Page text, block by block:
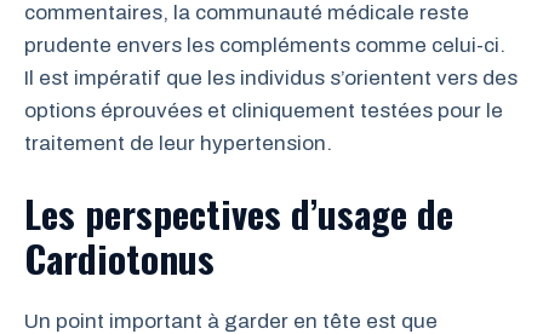
commentaires, la communauté médicale reste
prudente envers les compléments comme celui-ci.
Il est impératif que les individus s’orientent vers des
options éprouvées et cliniquement testées pour le
traitement de leur hypertension.
Les perspectives d’usage de
Cardiotonus
Un point important à garder en tête est que